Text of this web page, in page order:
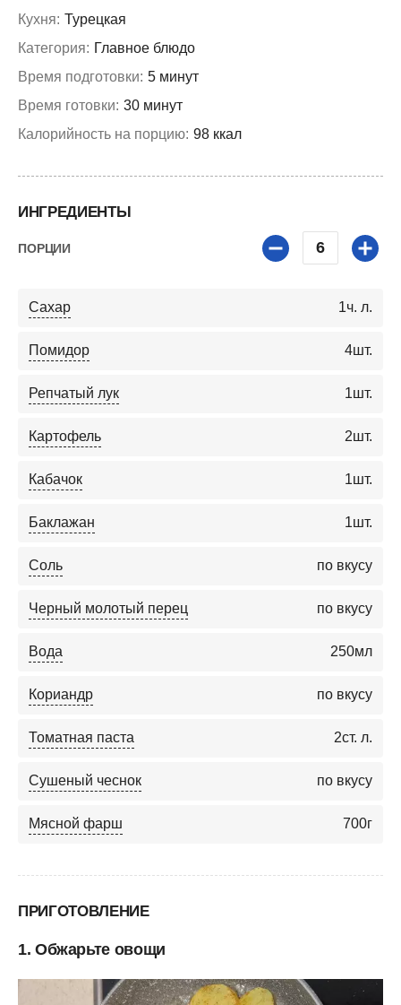
Кухня: Турецкая
Категория: Главное блюдо
Время подготовки: 5 минут
Время готовки: 30 минут
Калорийность на порцию: 98 ккал
ИНГРЕДИЕНТЫ
ПОРЦИИ 6
Сахар 1ч. л.
Помидор 4шт.
Репчатый лук 1шт.
Картофель 2шт.
Кабачок 1шт.
Баклажан 1шт.
Соль по вкусу
Черный молотый перец по вкусу
Вода 250мл
Кориандр по вкусу
Томатная паста 2ст. л.
Сушеный чеснок по вкусу
Мясной фарш 700г
ПРИГОТОВЛЕНИЕ
1. Обжарьте овощи